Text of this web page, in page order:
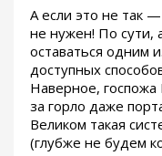
А если это не так
не нужен! По сути,
оставаться одним
доступных
Наверное, госпожа
за горло даже
Великом такая
(глубже не будем